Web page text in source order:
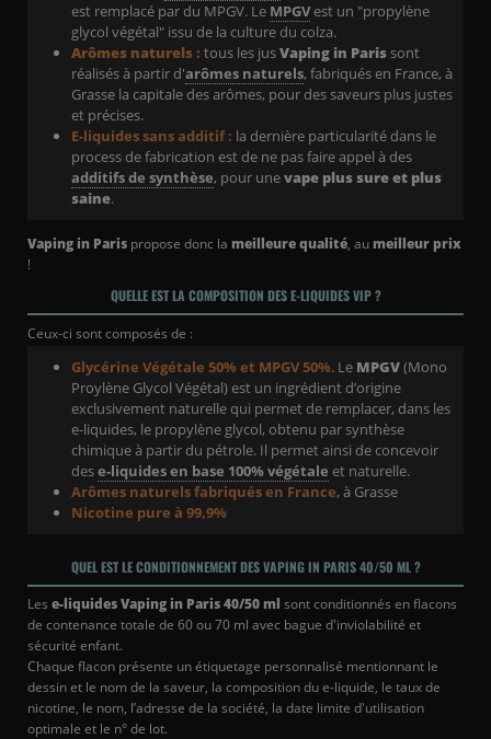
(17 avis)
est remplacé par du MPGV. Le MPGVest un "propylène
glycol végétal" issu de la culture du colza.
Arômes naturels : tous les jusVaping in Parissont
réalisés à partir d'arômes naturels, fabriqués en France, à
Grasse la capitale des arômes, pour des saveurs plus justes
et précises.
E-liquides sans additif : la dernière particularité dans le
process de fabrication est de ne pas faire appel à des
additifs de synthèse, pour unevape plus sure et plus
saine.
Vaping in Paris propose donc la meilleure qualité, au meilleur prix
!
QUELLE EST LA COMPOSITION DES E-LIQUIDES VIP ?
Ceux-ci sont composés de :
Glycérine Végétale 50% et MPGV 50%. Le MPGV(Mono
Proylène Glycol Végétal) est un ingrédient d’origine
exclusivement naturelle qui permet de remplacer, dans les
e-liquides, le propylène glycol, obtenu par synthèse
chimique à partir du pétrole. Il permet ainsi de concevoir
dese-liquides en base 100% végétale et naturelle.
Arômes naturels fabriqués en France, à Grasse
Nicotine pure à 99,9%
QUEL EST LE CONDITIONNEMENT DES VAPING IN PARIS 40/50 ML ?
Les e-liquides Vaping in Paris 40/50 ml sont conditionnés en flacons
de contenance totale de 60 ou 70 ml avec bague d'inviolabilité et
sécurité enfant.
Chaque flacon présente un étiquetage personnalisé mentionnant le
dessin et le nom de la saveur, la composition du e-liquide, le taux de
nicotine, le nom, l’adresse de la société, la date limite d'utilisation
optimale et le n° de lot.